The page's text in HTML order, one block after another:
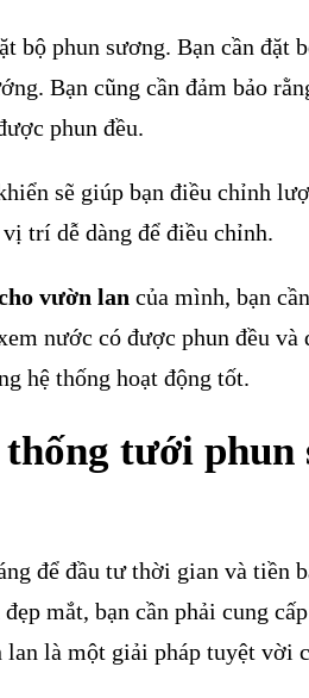
bộ phun sương. Bạn cần đặt
Bạn cũng cần đảm bảo
phun đều.
sẽ giúp bạn điều chỉnh
trí dễ dàng để điều chỉnh.
vườn lan của mình, bạn
nước có được phun đều và
hệ thống hoạt động tốt.
tưới phun
để đầu tư thời gian và tiền
mắt, bạn cần phải cung
là một giải pháp tuyệt vời